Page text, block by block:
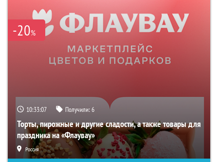
-20%
10:33:06 Получили:6
Торты, пирожные и другие сладости, а также товары для
праздника на «Флаувау»
Россия